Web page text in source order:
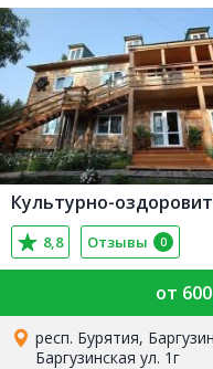
Культурно-
8,8 Отзывы 0
от
респ. Бурятия,
Баргузинская ул. 1г